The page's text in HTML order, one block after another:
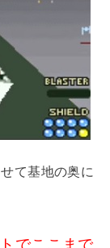
て基地の奥に
でここまで